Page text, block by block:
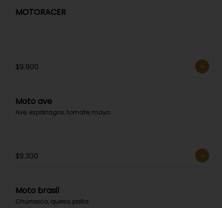
MOTORACER
$9.900
Moto ave
Ave, espárragos, tomate, mayo.
$9.300
Moto brasil
Churrasco, queso, palta.